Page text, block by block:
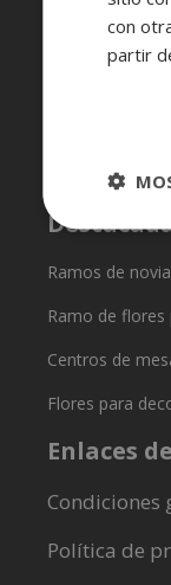
636 08
Horario:
Ramos de
Ramo de
Centros de
Flores para
Enlaces
Condiciones
Política de
con
partir